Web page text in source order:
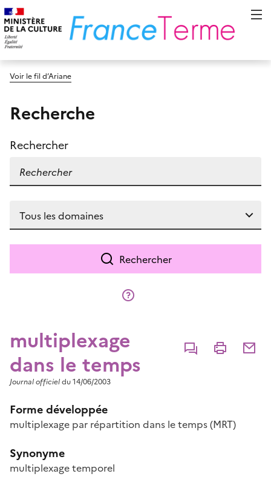
Voir le fil d’Ariane
Recherche
Rechercher
Rechercher
multiplexage
dans le temps
CommenterImprimer
Journal officieldu 14/06/2003
Forme développée
multiplexage par répartition dans le temps (MRT)
Synonyme
multiplexage temporel